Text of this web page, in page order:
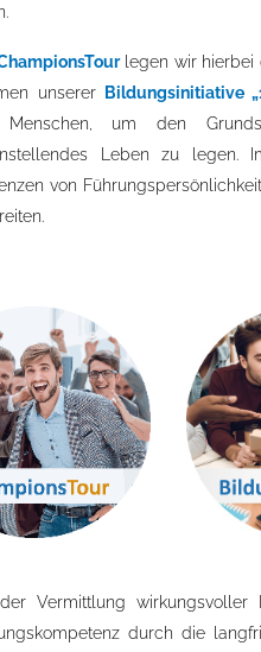
legen wir hierbei
unserer
Bildungsinitiative
Menschen, um den
Leben zu legen.
von
Vermittlung
durch die